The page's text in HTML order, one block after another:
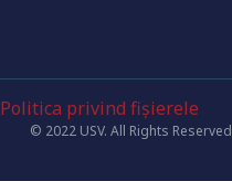
Politica privind fișierele
© 2022 USV. All Rights Reserved